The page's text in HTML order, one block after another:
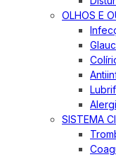
OLHOS E
SISTEMA